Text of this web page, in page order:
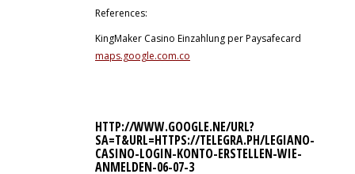
References:
KingMaker Casino Einzahlung per Paysafecard
maps.google.com.co
HTTP://WWW.GOOGLE.NE/URL?
SA=T&URL=HTTPS://TELEGRA.PH/LEGIANO-
CASINO-LOGIN-KONTO-ERSTELLEN-WIE-
ANMELDEN-06-07-3